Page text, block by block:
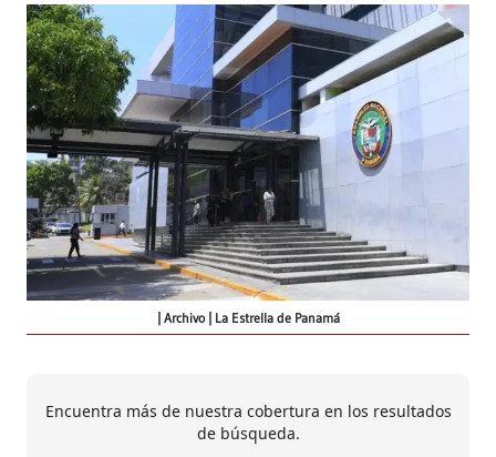
Archivo | La Estrella de Panamá
Encuentra más de nuestra cobertura en los resultados
de búsqueda.